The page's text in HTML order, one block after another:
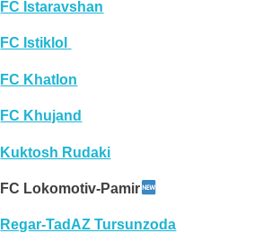
FC Istaravshan
FC Istiklol
FC Khatlon
FC Khujand
Kuktosh Rudaki
FC Lokomotiv-Pamir
Regar-TadAZ Tursunzoda